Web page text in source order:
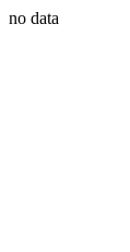
no data